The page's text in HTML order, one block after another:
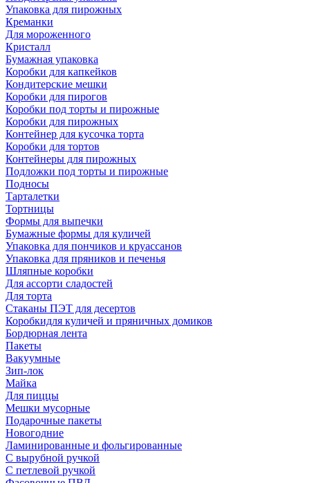
Упаковка для пирожных
Креманки
Для мороженного
Кристалл
Бумажная упаковка
Коробки для капкейков
Кондитерские мешки
Коробки для пирогов
Коробки под торты и пирожные
Коробки для пирожных
Контейнер для кусочка торта
Коробки для тортов
Контейнеры для пирожных
Подложки под торты и пирожные
Подносы
Тарталетки
Тортницы
Формы для выпечки
Бумажные формы для куличей
Упаковка для пончиков и круассанов
Упаковка для пряников и печенья
Шляпные коробки
Для ассорти сладостей
Для торта
Стаканы ПЭТ для десертов
Коробкидля куличей и пряничных домиков
Бордюрная лента
Пакеты
Вакуумные
Зип-лок
Майка
Для пиццы
Мешки мусорные
Подарочные пакеты
Новогодние
Ламинированные и фольгированные
С вырубной ручкой
С петлевой ручкой